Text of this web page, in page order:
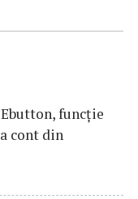
funcţie
cont din